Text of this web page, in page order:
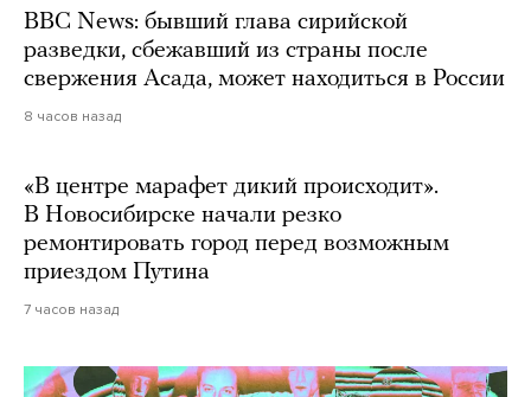
BBC News: бывший глава сирийской
разведки, сбежавший из страны после
свержения Асада, может находиться в России
8 часов назад
«В центре марафет дикий происходит».
В Новосибирске начали резко
ремонтировать город перед возможным
приездом Путина
7 часов назад